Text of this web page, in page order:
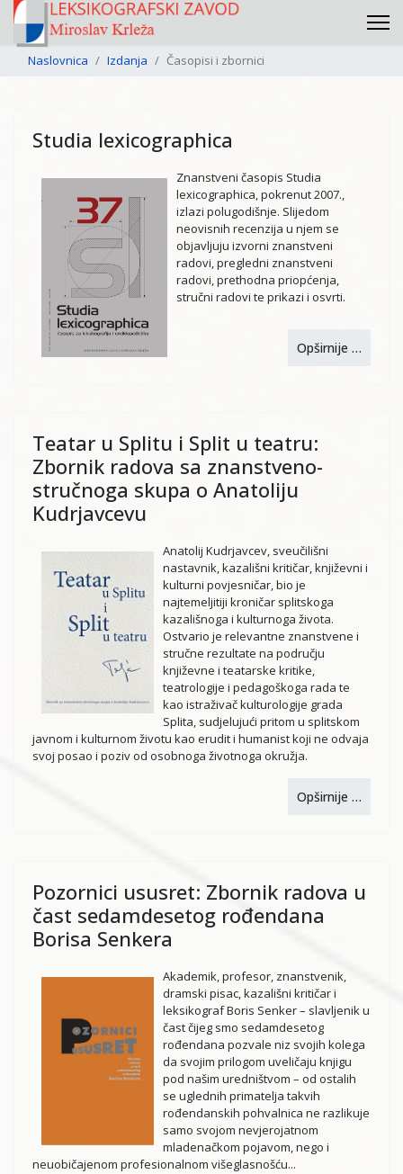
Naslovnica Izdanja Časopisi i zbornici
Studia lexicographica
Znanstveni časopis Studia
lexicographica, pokrenut 2007.,
izlazi polugodišnje. Slijedom
neovisnih recenzija u njem se
objavljuju izvorni znanstveni
radovi, pregledni znanstveni
radovi, prethodna priopćenja,
stručni radovi te prikazi i osvrti.
Opširnije …
Teatar u Splitu i Split u teatru:
Zbornik radova sa znanstveno-
stručnoga skupa o Anatoliju
Kudrjavcevu
Anatolij Kudrjavcev, sveučilišni
nastavnik, kazališni kritičar, književni i
kulturni povjesničar, bio je
najtemeljitiji kroničar splitskoga
kazališnoga i kulturnoga života.
Ostvario je relevantne znanstvene i
stručne rezultate na području
književne i teatarske kritike,
teatrologije i pedagoškoga rada te
kao istraživač kulturologije grada
Splita, sudjelujući pritom u splitskom
javnom i kulturnom životu kao erudit i humanist koji ne odvaja
svoj posao i poziv od osobnoga životnoga okružja.
Opširnije …
Pozornici ususret: Zbornik radova u
čast sedamdesetog rođendana
Borisa Senkera
Akademik, profesor, znanstvenik,
dramski pisac, kazališni kritičar i
leksikograf Boris Senker – slavljenik u
čast čijeg smo sedamdesetog
rođendana pozvale niz svojih kolega
da svojim prilogom uveličaju knjigu
pod našim uredništvom – od ostalih
se uglednih primatelja takvih
rođendanskih pohvalnica ne razlikuje
samo svojom nevjerojatnom
mladenačkom pojavom, nego i
neuobičajenom profesionalnom višeglasnošću...